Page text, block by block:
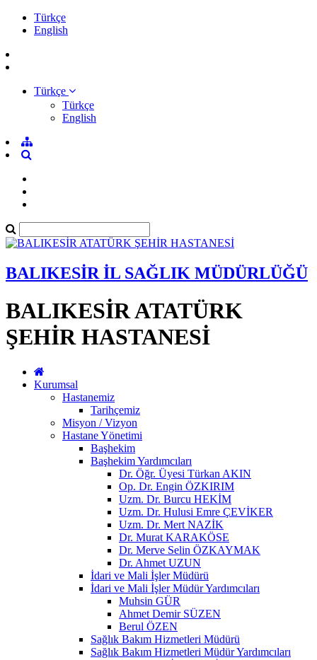
Türkçe
English
Türkçe
Türkçe
English
BALIKESİR İL SAĞLIK MÜDÜRLÜĞÜ
BALIKESİR ATATÜRK
ŞEHİR HASTANESİ
Kurumsal
Hastanemiz
Tarihçemiz
Misyon / Vizyon
Hastane Yönetimi
Başhekim
Başhekim Yardımcıları
Dr. Öğr. Üyesi Türkan AKIN
Op. Dr. Engin ÖZKIRIM
Uzm. Dr. Burcu HEKİM
Uzm. Dr. Hulusi Emre ÇEVİKER
Uzm. Dr. Mert NAZİK
Dr. Murat KARAKÖSE
Dr. Merve Selin ÖZKAYMAK
Dr. Ahmet UZUN
İdari ve Mali İşler Müdürü
İdari ve Mali İşler Müdür Yardımcıları
Muhsin GÜR
Ahmet Demir SÜZEN
Berul ÖZEN
Sağlık Bakım Hizmetleri Müdürü
Sağlık Bakım Hizmetleri Müdür Yardımcıları